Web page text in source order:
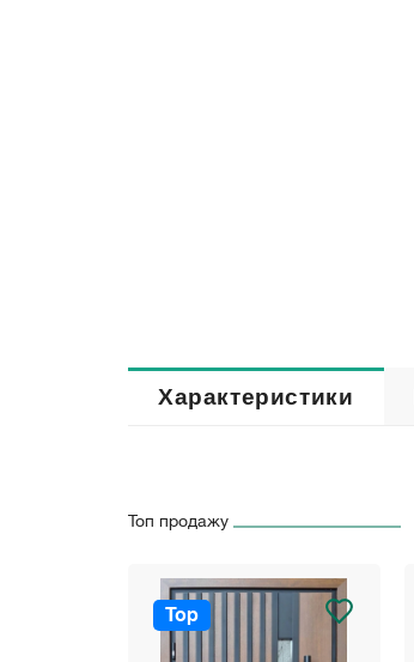
Характеристики
Топ продажу
Top